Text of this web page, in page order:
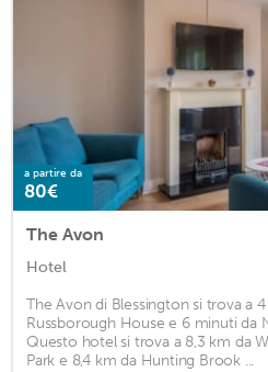
a partire da
80€
The Avon
Hotel
The Avon di Blessington si trova a
Russborough House e 6 minuti da
Questo hotel si trova a 8,3 km da
Park e 8,4 km da Hunting Brook ...